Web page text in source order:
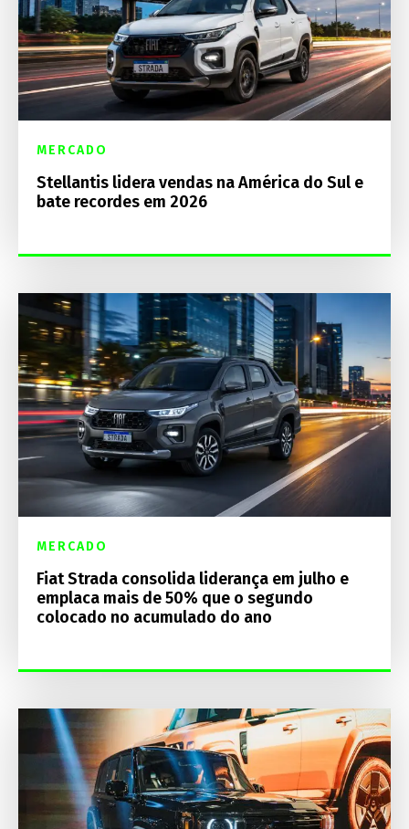
MERCADO
Stellantis lidera vendas na América do Sul e
bate recordes em 2026
MERCADO
Fiat Strada consolida liderança em julho e
emplaca mais de 50% que o segundo
colocado no acumulado do ano